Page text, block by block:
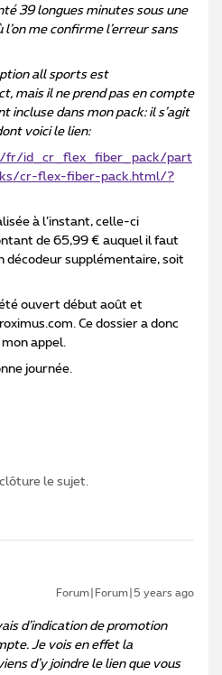
39 longues minutes sous une
me confirme l’erreur sans
all sports est
mais il ne prend pas en compte
incluse dans mon pack: il s’agit
voici le lien:
fr/id_cr_flex_fiber_pack/part
cr-flex-fiber-pack.html/?
à l’instant, celle-ci
de 65,99 € auquel il faut
décodeur supplémentaire, soit
ouvert début août et
Ce dossier a donc
appel.
journée.
le sujet.
Forum|Forum|5 years ago
d’indication de promotion
Je vois en effet la
d’y joindre le lien que vous